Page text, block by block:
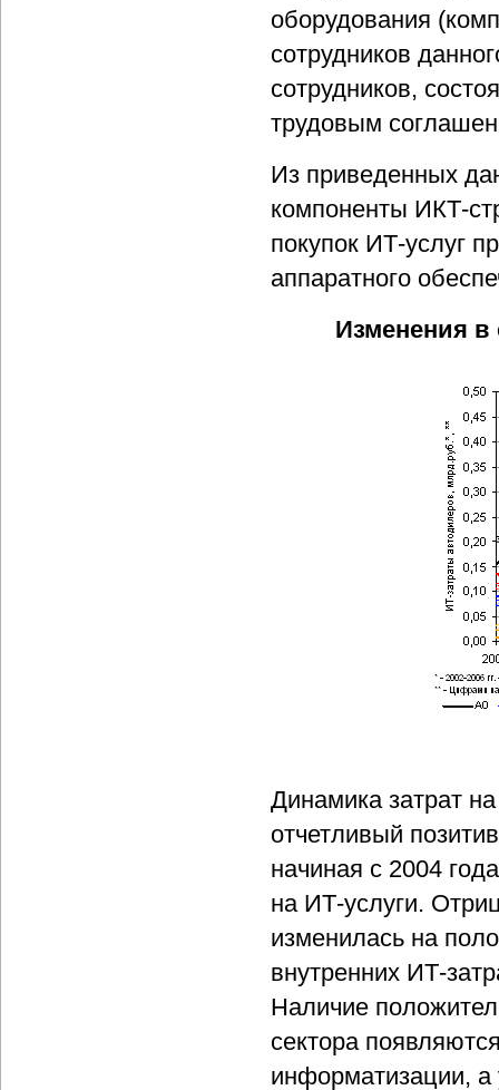
оборудования
сотрудников
сотрудников,
трудовым
Из приведенных
компоненты ИКТ-
покупок ИТ-услуг
аппаратного
Изменения в
Динамика затрат
отчетливый
начиная с 2004
на ИТ-услуги.
изменилась на
внутренних ИТ-
Наличие
сектора
информатизации, а